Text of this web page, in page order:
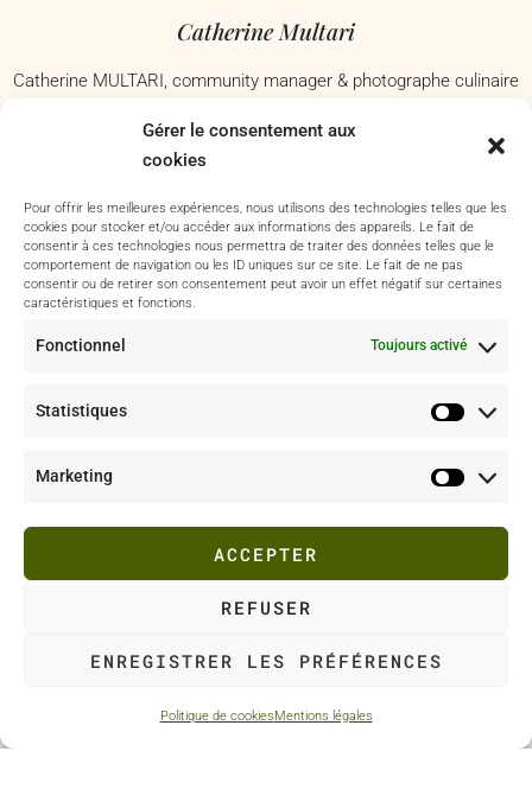
Gérer le consentement aux
cookies
Pour offrir les meilleures expériences, nous utilisons des technologies telles que les
cookies pour stocker et/ou accéder aux informations des appareils. Le fait de
consentir à ces technologies nous permettra de traiter des données telles que le
comportement de navigation ou les ID uniques sur ce site. Le fait de ne pas
consentir ou de retirer son consentement peut avoir un effet négatif sur certaines
caractéristiques et fonctions.
Fonctionnel Toujours activé
Statistiques
Marketing
ACCEPTER
REFUSER
ENREGISTRER LES PRÉFÉRENCES
Politique de cookiesMentions légales
Catherine Multari
Catherine MULTARI, community manager & photographe culinaire
culinaires à mettre en valeur avec passion leur savoir-faire. Basée
dans les Alpes-Maritimes – Je me déplace à Antibes, Nice,
Cannes, Grasse, Toulon, Aix-en-Provence et dans tout le Var.
Portfolio & Instagram
TOP